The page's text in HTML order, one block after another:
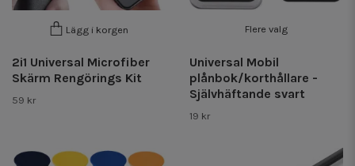
Lägg i korgen
2i1 Universal Microfiber
Skärm Rengörings Kit
59 kr
Flere valg
Universal Mobil
plånbok/korthållare -
Självhäftande svart
19 kr